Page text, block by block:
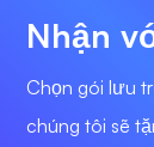
Nhận
Chọn gói lưu
chúng tôi sẽ